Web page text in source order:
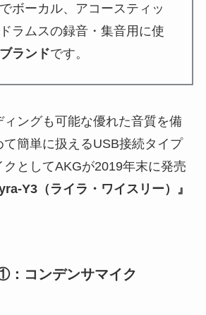
ボーカル、アコースティッ
ラムスの録音・集音用に使
ランドです。
ングも可能な優れた音質を備
て簡単に扱えるUSB接続タイプ
としてAKGが2019年末に発売
Y3（ライラ・ワイスリー）』
：コンデンサマイク